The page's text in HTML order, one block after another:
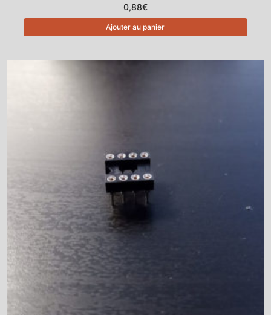
0,88€
Ajouter au panier